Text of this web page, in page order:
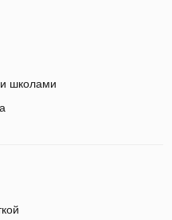
школами